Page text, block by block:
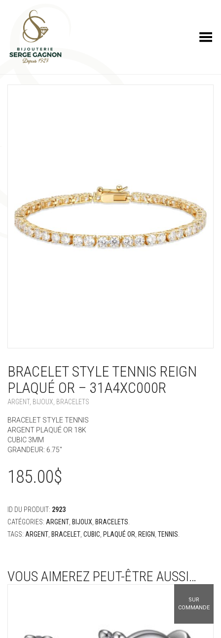
Toggle Menu
BRACELET STYLE TENNIS REIGN
PLAQUÉ OR – 31A4XC000R
ARGENT, BIJOUX BRACELETS
BRACELET STYLE TENNIS
ARGENT PLAQUÉ OR 18K
CUBIC 3MM
GRANDEUR: 6.75″
185.00$
ID DU PRODUIT: 2923
CATÉGORIES: ARGENT BIJOUX BRACELETS
TAGS: ARGENT BRACELET CUBIC PLAQUÉ OR REIGN TENNIS
VOUS AIMEREZ PEUT-ÊTRE AUSSI…
SUR
COMMANDE